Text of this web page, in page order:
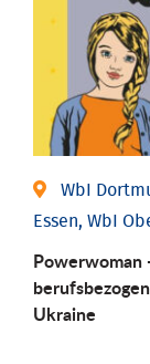
WbI
Essen, WbI
Powerwoman
Ukraine